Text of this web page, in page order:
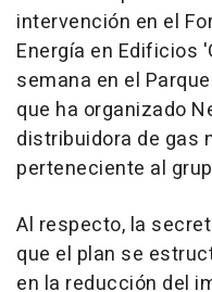
intervención en el
Energía en Edificios
semana en el
que ha organizado
distribuidora de gas
perteneciente al
Al respecto, la
que el plan se
en la reducción del